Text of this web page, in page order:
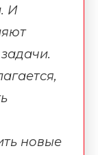
И
новые